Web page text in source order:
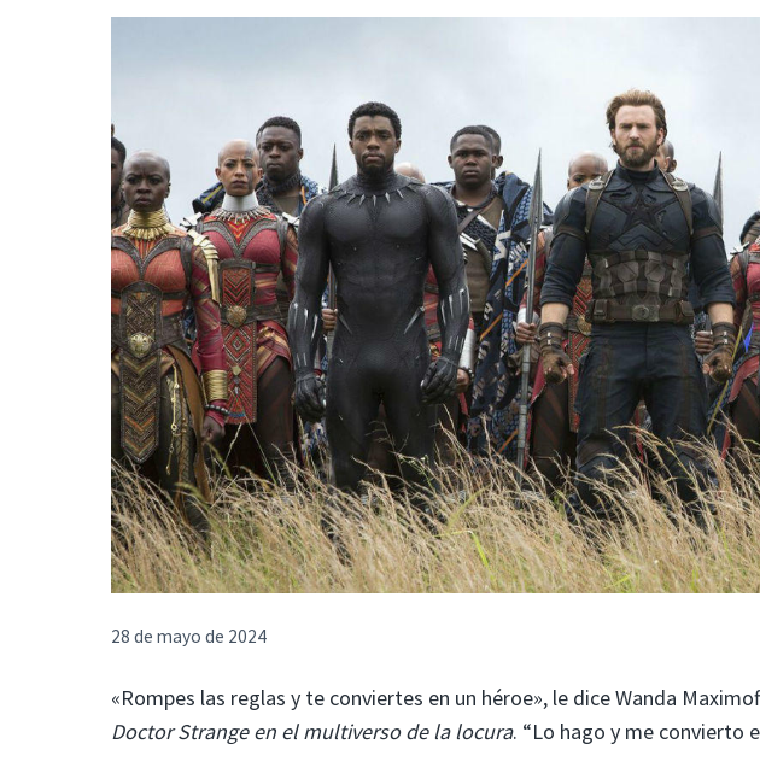
28 de mayo de 2024
«Rompes las reglas y te conviertes en un héroe», le dice Wanda
Doctor Strange en el multiverso de la locura. “Lo hago y me convierto